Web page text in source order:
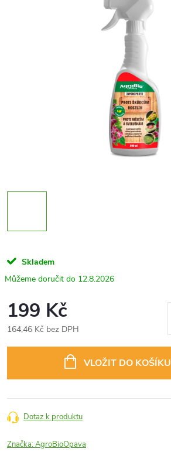
Skladem
12.8.2026
199 Kč
164,46 Kč bez DPH
VLOŽIT DO KOŠÍKU
Dotaz k produktu
Značka:AgroBioOpava